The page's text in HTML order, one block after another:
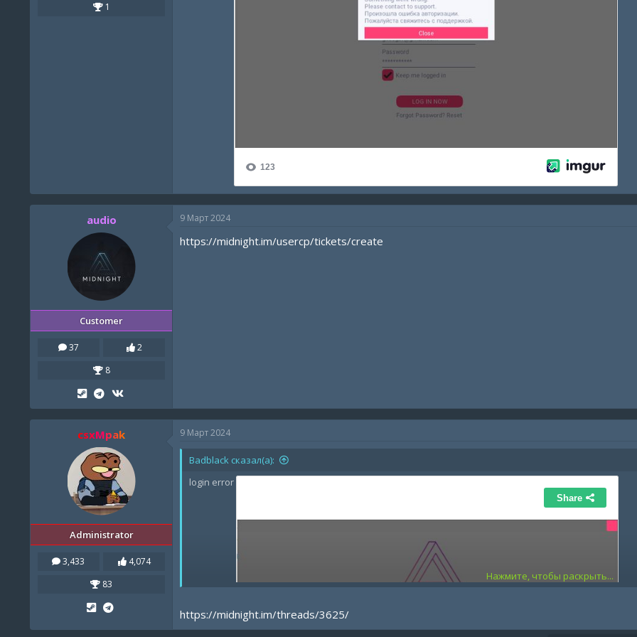
1
audio
Customer
37
2
8
9 Март 2024
https://midnight.im/usercp/tickets/create
csxMpak
Administrator
3,433
4,074
83
9 Март 2024
Badblack сказал(а):
login error
Нажмите, чтобы раскрыть...
https://midnight.im/threads/3625/